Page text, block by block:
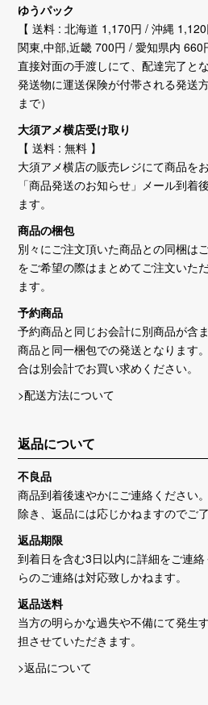
ゆうパック
【 送料 : 北海道 1,170円 / 沖縄
関東,中部,近畿 700円 / 愛知県内 660
直接対面の手渡しにて、配達完了とな
発送物に運送保険が付帯される発送
まで）
大須アメ横店受け取り
【 送料 : 無料 】
大須アメ横店の販売レジにて商品を
「商品発送のお知らせ」メール到着
ます。
商品の梱包
別々にご注文頂いた商品との同梱は
をご希望の際はまとめてご注文いた
ます。
予約商品
予約商品と同じお会計に別商品が含
商品と同一梱包での発送となります
合は別会計でお買い求めください。
>配送方法について
返品について
不良品
商品到着後速やかにご連絡ください
除き、返品には応じかねますのでご
返品期限
到着日を含む3日以内に詳細をご連
らのご連絡は対応致しかねます。
返品送料
当方の明らかな過失や不備にて発生
担させていただきます。
>返品について